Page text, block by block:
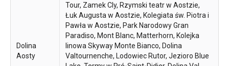
Dolina
Aosty
Tour, Zamek Cly, Rzymski teatr w Aostzie,
Łuk Augusta w Aostzie, Kolegiata św. Piotra i
Pawła w Aostzie, Park Narodowy Gran
Paradiso, Mont Blanc, Matterhorn, Kolejka
linowa Skyway Monte Bianco, Dolina
Valtournenche, Lodowiec Rutor, Jezioro Blue